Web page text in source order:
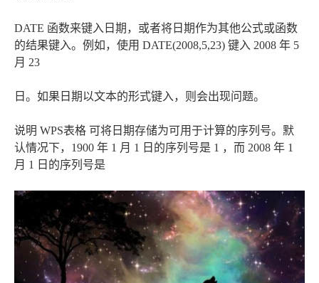
DATE 函数来键入日期，或者将日期作为其他公式或函数
的结果键入。例如，使用 DATE(2008,5,23) 键入 2008 年 5
月 23
日。如果日期以文本的形式键入，则会出现问题。
说明 WPS表格 可将日期存储为可用于计算的序列号。默
认情况下，1900 年 1 月 1 日的序列号是 1 ，而 2008 年 1
月 1 日的序列号是